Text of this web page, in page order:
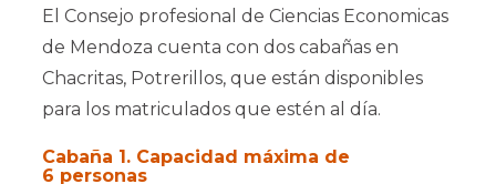
El Consejo profesional de Ciencias Economicas
de Mendoza cuenta con dos cabañas en
Chacritas, Potrerillos, que están disponibles
para los matriculados que estén al día.
Cabaña 1. Capacidad máxima de
6 personas